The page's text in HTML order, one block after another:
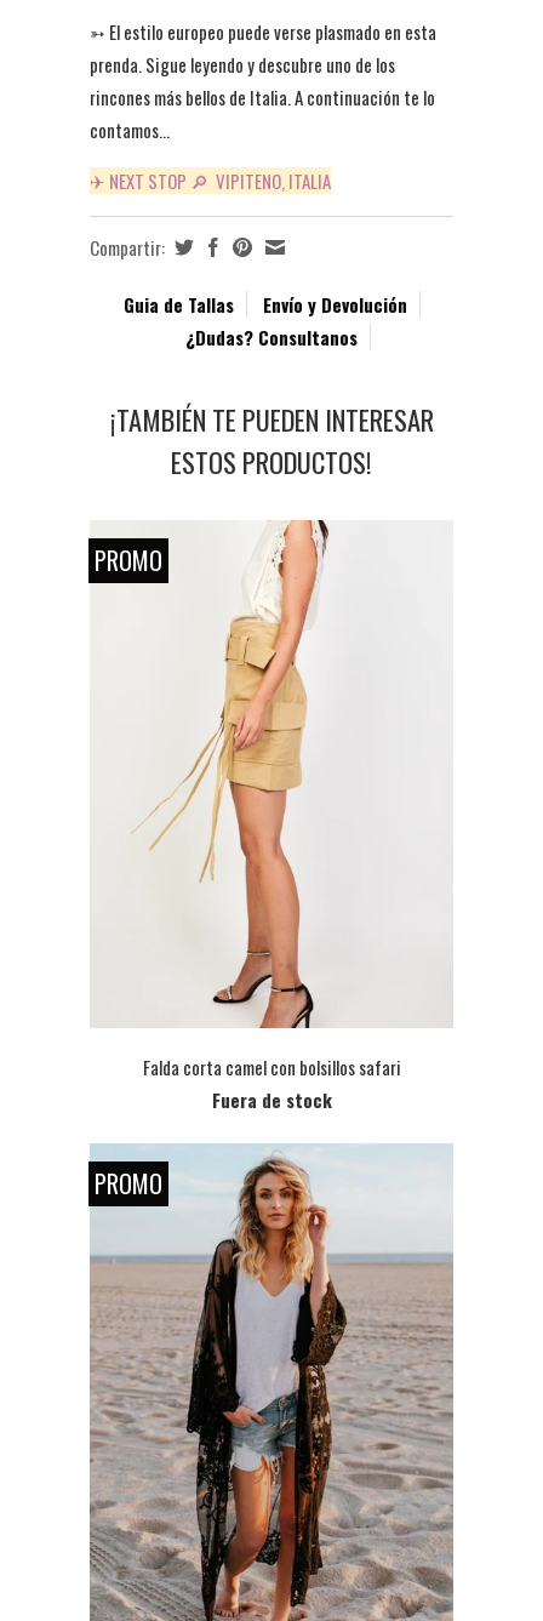
➳ El estilo europeo puede verse plasmado en esta
prenda. Sigue leyendo y descubre uno de los
rincones más bellosde Italia. A continuación te lo
contamos...
✈ NEXT STOP 🔎 VIPITENO, ITALIA
Compartir:
Guia de Tallas
Envío y Devolución
¿Dudas? Consultanos
¡TAMBIÉN TE PUEDEN INTERESAR
ESTOS PRODUCTOS!
Falda corta camel con bolsillos safari
Fuera de stock
PROMO
PROMO